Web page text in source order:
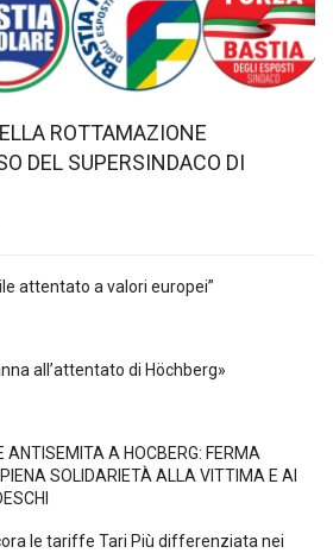
ROTTAMAZIONE
DEL SUPERSINDACO DI
attentato a valori europei”
all’attentato di Höchberg»
ANTISEMITA A HÖCBERG: FERMA
SOLIDARIETÀ ALLA VITTIMA E AI
le tariffe Tari Più differenziata nei